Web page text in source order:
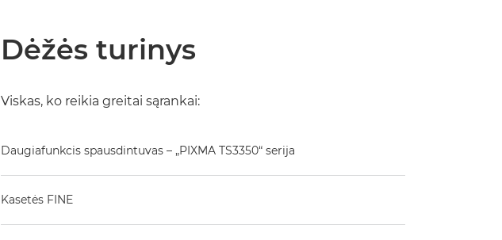
Dėžės turinys
Viskas, ko reikia greitai sąrankai:
Daugiafunkcis spausdintuvas – „PIXMA TS3350“ serija
Kasetės FINE